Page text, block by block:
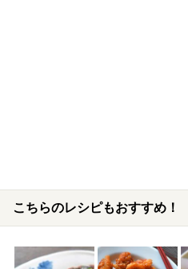
こちらのレシピもおすすめ！